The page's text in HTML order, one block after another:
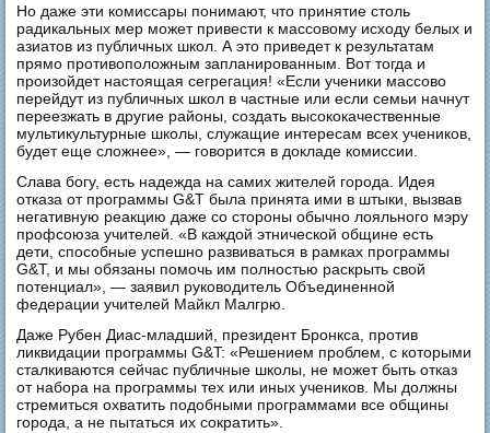
Но даже эти комиссары понимают, что принятие столь
радикальных мер может привести к массовому исходу белых и
азиатов из публичных школ. А это приведет к результатам
прямо противоположным запланированным. Вот тогда и
произойдет настоящая сегрегация! «Если ученики массово
перейдут из публичных школ в частные или если семьи начнут
переезжать в другие районы, создать высококачественные
мультикультурные школы, служащие интересам всех учеников,
будет еще сложнее», — говорится в докладе комиссии.
Слава богу, есть надежда на самих жителей города. Идея
отказа от программы G&T была принята ими в штыки, вызвав
негативную реакцию даже со стороны обычно лояльного мэру
профсоюза учителей. «В каждой этнической общине есть
дети, способные успешно развиваться в рамках программы
G&T, и мы обязаны помочь им полностью раскрыть свой
потенциал», — заявил руководитель Объединенной
федерации учителей Майкл Малгрю.
Даже Рубен Диас-младший, президент Бронкса, против
ликвидации программы G&T: «Решением проблем, с которыми
сталкиваются сейчас публичные школы, не может быть отказ
от набора на программы тех или иных учеников. Мы должны
стремиться охватить подобными программами все общины
города, а не пытаться их сократить».